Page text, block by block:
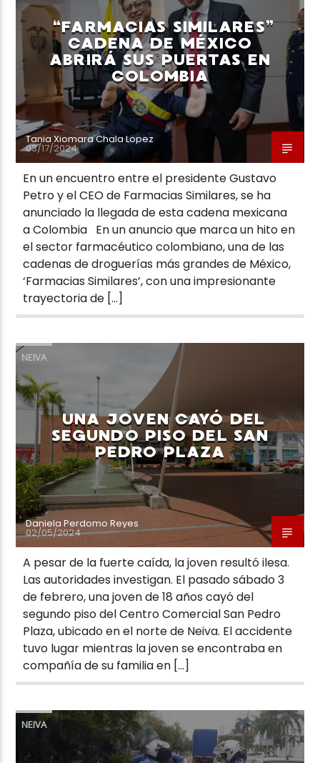
Neiva Estereo
“FARMACIAS SIMILARES”
CADENA DE MÉXICO
ABRIRÁ SUS PUERTAS EN
COLOMBIA
Tania Xiomara Chala Lopez
03/17/2024
En un encuentro entre el presidente Gustavo
Petro y el CEO de Farmacias Similares, se ha
anunciado la llegada de esta cadena mexicana
a Colombia En un anuncio que marca un hito en
el sector farmacéutico colombiano, una de las
cadenas de droguerías más grandes de México,
‘Farmacias Similares’, con una impresionante
trayectoria de […]
NEIVA
UNA JOVEN CAYÓ DEL
SEGUNDO PISO DEL SAN
PEDRO PLAZA
Daniela Perdomo Reyes
02/05/2024
A pesar de la fuerte caída, la joven resultó ilesa.
Las autoridades investigan. El pasado sábado 3
de febrero, una joven de 18 años cayó del
segundo piso del Centro Comercial San Pedro
Plaza, ubicado en el norte de Neiva. El accidente
tuvo lugar mientras la joven se encontraba en
compañía de su familia en […]
NEIVA